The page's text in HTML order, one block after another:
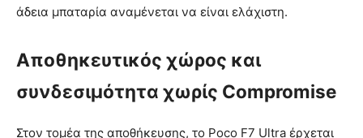
άδεια μπαταρία αναμένεται να είναι ελάχιστη.
Αποθηκευτικός χώρος και
συνδεσιμότητα χωρίς Compromise
Στον τομέα της αποθήκευσης, το Poco F7 Ultra έρχεται